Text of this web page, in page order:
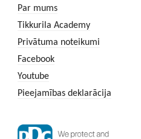
Par mums
Tikkurila Academy
Privātuma noteikumi
Facebook
Youtube
Pieejamības deklarācija